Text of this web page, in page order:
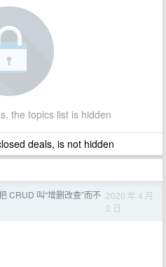
the topics list is hidden
deals, is not hidden
CRUD 叫“增删改查”而不 2020 年 4 月
2 日